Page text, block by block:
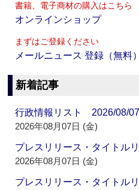
書籍、電子商材の購入はこちら
オンラインショップ
まずはご登録ください
メールニュース 登録（無料）
新着記事
行政情報リスト 2026/08/07
2026年08月07日 (金)
プレスリリース・タイトル
2026年08月07日 (金)
プレスリリース・タイトル